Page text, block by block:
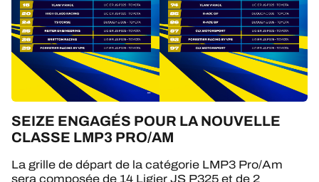
SEIZE ENGAGÉS POUR LA NOUVELLE
CLASSE LMP3 PRO/AM
La grille de départ de la catégorie LMP3 Pro/Am